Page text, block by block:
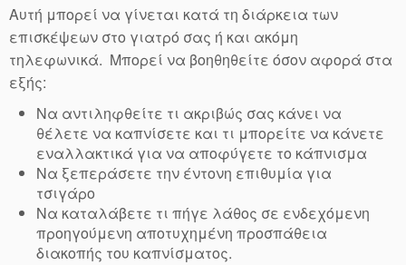
Αυτή μπορεί να γίνεται κατά τη διάρκεια των
επισκέψεων στο γιατρό σας ή και ακόμη
τηλεφωνικά. Μπορεί να βοηθηθείτε όσον αφορά στα
εξής:
Να αντιληφθείτε τι ακριβώς σας κάνει να
θέλετε να καπνίσετε και τι μπορείτε να κάνετε
εναλλακτικά για να αποφύγετε το κάπνισμα
Να ξεπεράσετε την έντονη επιθυμία για
τσιγάρο
Να καταλάβετε τι πήγε λάθος σε ενδεχόμενη
προηγούμενη αποτυχημένη προσπάθεια
διακοπής του καπνίσματος.